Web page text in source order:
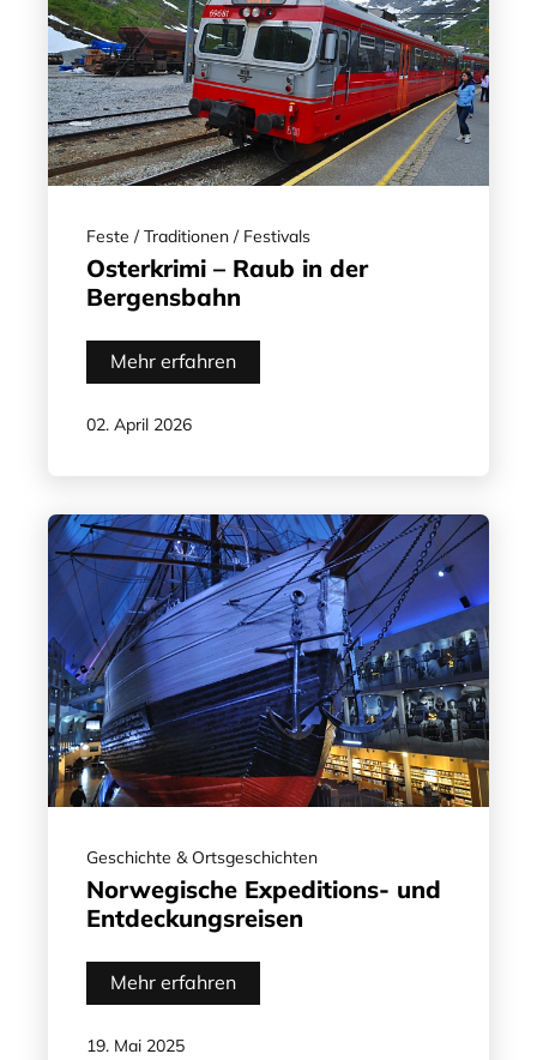
Feste / Traditionen / Festivals
Osterkrimi – Raub in der
Bergensbahn
Mehr erfahren
02. April 2026
Geschichte & Ortsgeschichten
Norwegische Expeditions- und
Entdeckungsreisen
Mehr erfahren
19. Mai 2025